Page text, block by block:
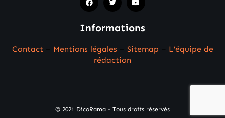
Informations
Contact Mentions légales Sitemap
L’équipe de
rédaction
© 2021 DicoRama - Tous droits réservés